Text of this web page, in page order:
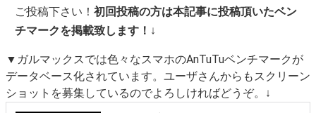
ご投稿下さい！初回投稿の方は本記事に投稿頂いたベン
チマークを掲載致します！ ↓
▼ガルマックスでは色々なスマホのAnTuTuベンチマークが
データベース化されています。ユーザさんからもスクリーン
ショットを募集しているのでよろしければどうぞ。↓